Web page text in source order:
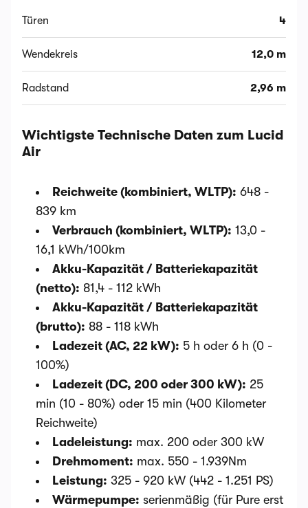
Türen 4
Wendekreis 12,0 m
Radstand 2,96 m
Wichtigste Technische Daten zum Lucid
Air
Reichweite (kombiniert, WLTP): 648 -
839 km
Verbrauch (kombiniert, WLTP): 13,0 -
16,1 kWh/100km
Akku-Kapazität / Batteriekapazität
(netto): 81,4 - 112 kWh
Akku-Kapazität / Batteriekapazität
(brutto): 88 - 118 kWh
Ladezeit (AC, 22 kW): 5 h oder 6 h (0 -
100%)
Ladezeit (DC, 200 oder 300 kW): 25
min (10 - 80%) oder 15 min (400 Kilometer
Reichweite)
Ladeleistung: max. 200 oder 300 kW
Drehmoment: max. 550 - 1.939Nm
Leistung: 325 - 920 kW (442 - 1.251 PS)
Wärmepumpe: serienmäßig (für Pure erst